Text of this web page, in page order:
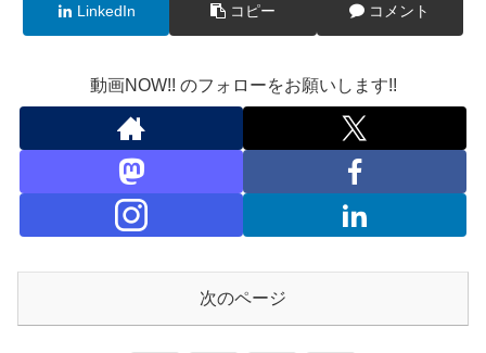
LinkedIn コピー コメント
動画NOW!! のフォローをお願いします!!
次のページ